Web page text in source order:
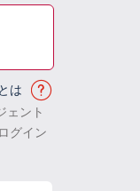
は
ェント
グイン